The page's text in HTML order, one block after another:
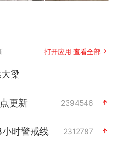
打开应用 查看全部
梁
更新 2394546
时警戒线 2312787